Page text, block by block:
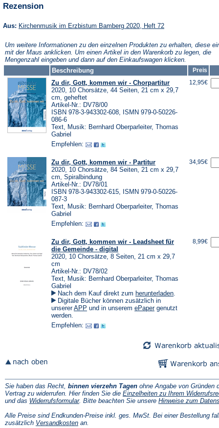
Rezension
Aus: Kirchenmusik im Erzbistum Bamberg 2020, Heft 72(Öffnet
neuen
Tab)
Um weitere Informationen zu den einzelnen Produkten zu erhalten, diese
mit der Maus anklicken. Um einen Artikel in den Warenkorb zu legen, die
Mengenzahl eingeben und dann auf den Einkaufswagen klicken.
Beschreibung
Preis
Zu dir, Gott, kommen wir - Chorpartitur
2020, 10 Chorsätze, 44 Seiten, 21 cm x 29,7
cm, geheftet
Artikel-Nr.: DV78/00
ISBN 978-3-943302-608, ISMN 979-0-50226-
086-6
Text, Musik: Bernhard Oberparleiter, Thomas
Gabriel
Empfehlen:
12,95€
Zu dir, Gott, kommen wir - Partitur
2020, 10 Chorsätze, 84 Seiten, 21 cm x 29,7
cm, Spiralbindung
Artikel-Nr.: DV78/01
ISBN 978-3-943302-615, ISMN 979-0-50226-
087-3
Text, Musik: Bernhard Oberparleiter, Thomas
Gabriel
Empfehlen:
34,95€
Zu dir, Gott, kommen wir - Leadsheet für
die Gemeinde - digital
2020, 10 Chorsätze, 8 Seiten, 21 cm x 29,7
cm
Artikel-Nr.: DV78/02
Text, Musik: Bernhard Oberparleiter, Thomas
Gabriel
Nach dem Kauf direkt zum herunterladen(Öffnet
einem
.
Digitale Bücher können zusätzlich in
unsererAPP (Öffnet
neuen
und in unserem ePaper(Öffnet
genutzt
werden.
Empfehlen:
8,99€
Sie haben das Recht, binnen vierzehn Tagen ohne Angabe von Gründen
Vertrag zu widerrufen. Hier finden Sie die Einzelheiten zu Ihrem
und das Widerrufsformular(Öffnet
einem
neuen
. Bitte beachten Sie unsere Hinweise zum
Alle Preise sind Endkunden-Preise inkl. ges. MwSt. Bei einer Bestellung
zusätzlich Versandkosten(Öffnet
an.